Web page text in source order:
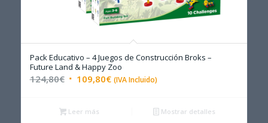
Pack Educativo – 4 Juegos de Construcción Broks –
Future Land & Happy Zoo
124,80€ El
original
109,80€El(IVA Incluido)
Leer más Mostrar detalles